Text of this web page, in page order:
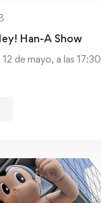
Han-A Show
de mayo, a las 17:30